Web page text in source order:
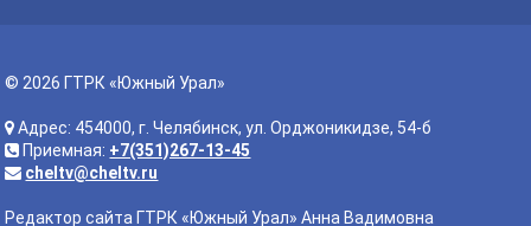
© 2026 ГТРК «Южный Урал»
Адрес: 454000, г. Челябинск, ул. Орджоникидзе, 54-б
Приемная: +7(351)267-13-45
cheltv@cheltv.ru
Редактор сайта ГТРК «Южный Урал» Анна Вадимовна